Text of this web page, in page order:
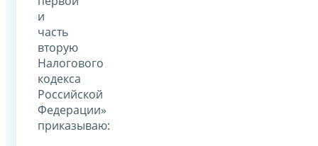
и
часть
вторую
Налогового
кодекса
Российской
Федерации»
приказываю: